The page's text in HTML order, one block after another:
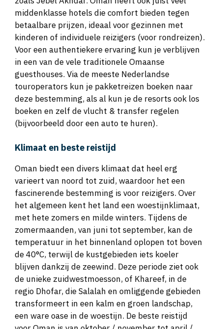
middenklasse hotels die comfort bieden tegen
betaalbare prijzen, ideaal voor gezinnen met
kinderen of individuele reizigers (voor rondreizen).
Voor een authentiekere ervaring kun je verblijven
in een van de vele traditionele Omaanse
guesthouses. Via de meeste Nederlandse
touroperators kun je pakketreizen boeken naar
deze bestemming, als al kun je de resorts ook los
boeken en zelf de vlucht & transfer regelen
(bijvoorbeeld door een auto te huren).
Klimaat en beste reistijd
Oman biedt een divers klimaat dat heel erg
varieert van noord tot zuid, waardoor het een
fascinerende bestemming is voor reizigers. Over
het algemeen kent het land een woestijnklimaat,
met hete zomers en milde winters. Tijdens de
zomermaanden, van juni tot september, kan de
temperatuur in het binnenland oplopen tot boven
de 40°C, terwijl de kustgebieden iets koeler
blijven dankzij de zeewind. Deze periode ziet ook
de unieke zuidwestmoesson, of Khareef, in de
regio Dhofar, die Salalah en omliggende gebieden
transformeert in een kalm en groen landschap,
een ware oase in de woestijn. De beste reistijd